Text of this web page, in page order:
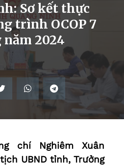
Sơ kết thực
trình OCOP 7
2024
chí Nghiêm Xuân
UBND tỉnh, Trưởng